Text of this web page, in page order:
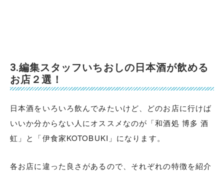
3.編集スタッフいちおしの日本酒が飲める
お店２選！
日本酒をいろいろ飲んでみたいけど、どのお店に行けば
いいか分からない人にオススメなのが「和酒処 博多 酒
虹」と「伊食家KOTOBUKI」になります。
各お店に違った良さがあるので、それぞれの特徴を紹介